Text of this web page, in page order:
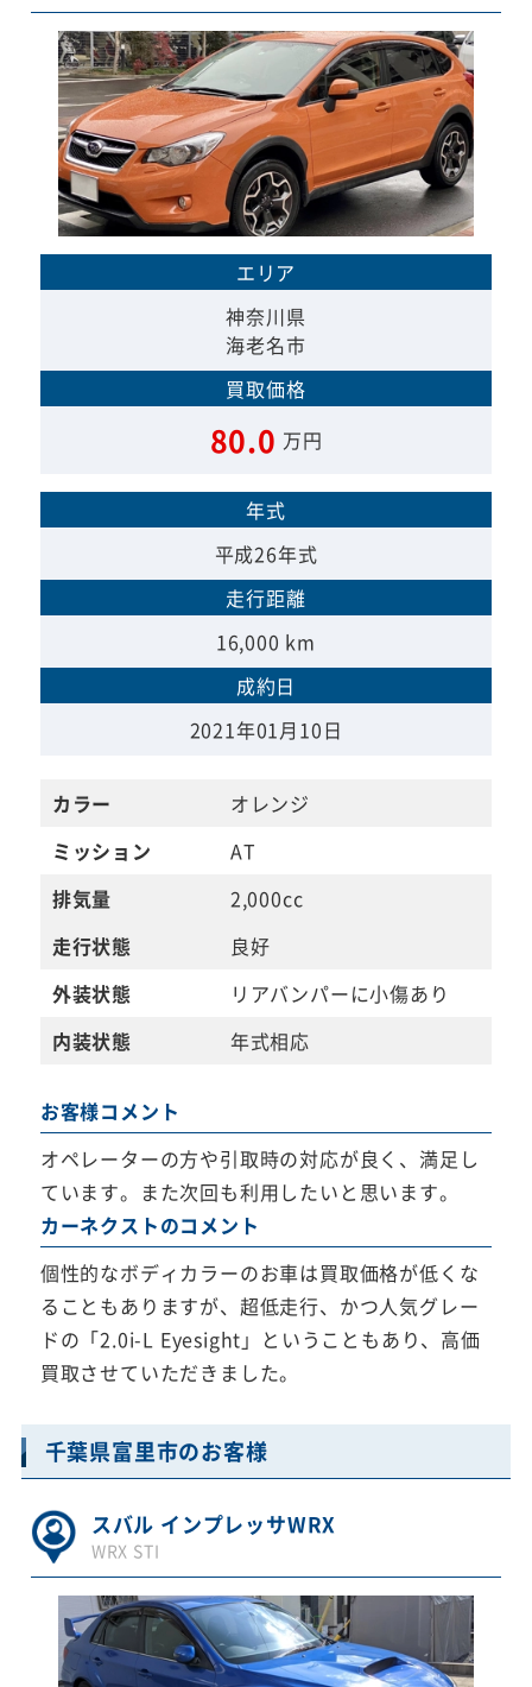
エリア
神奈川県
海老名市
買取価格
80.0 万円
年式
平成26年式
走行距離
16,000 km
成約日
2021年01月10日
カラー
オレンジ
ミッション
AT
排気量
2,000cc
走行状態
良好
外装状態
リアバンパーに小傷あり
内装状態
年式相応
お客様コメント
オペレーターの方や引取時の対応が良く、満足し
ています。また次回も利用したいと思います。
カーネクストのコメント
個性的なボディカラーのお車は買取価格が低くな
ることもありますが、超低走行、かつ人気グレー
ドの「2.0i-L Eyesight」ということもあり、高価
買取させていただきました。
千葉県富里市のお客様
スバル インプレッサWRX
WRX STI